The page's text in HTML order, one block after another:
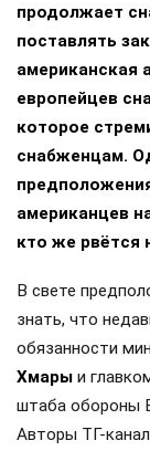
продолжает
поставлять
американская
европейцев
которое
снабженцам.
американцев
кто же рвётся
В свете
знать, что
обязанности
Хмары и
штаба обороны
Авторы ТГ-